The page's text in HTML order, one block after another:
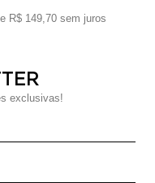
R$ 149,70 sem juros
exclusivas!